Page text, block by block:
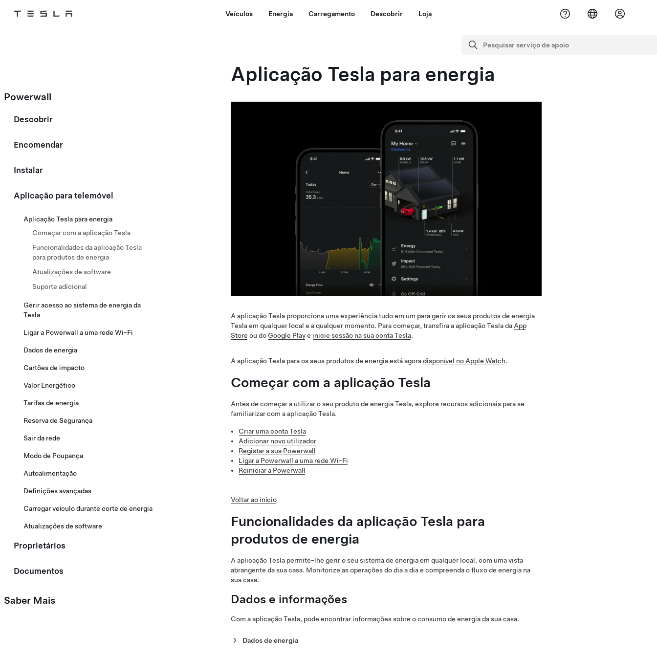
Tesla Veículos Energia Carregamento Descobrir Loja
Pesquisar serviço de apoio
pesquisa
Aplicação Tesla para energia
A aplicação Tesla proporciona uma experiência tudo em um para gerir os seus produtos de energia
Tesla em qualquer local e a qualquer momento. Para começar, transfira a aplicação Tesla da App
Store ou do Google Playe inicie sessão na sua conta Tesla.
A aplicação Tesla para os seus produtos de energia está agoradisponível no Apple Watch.
Começar com a aplicação Tesla
Antes de começar a utilizar o seu produto de energia Tesla, explore recursos adicionais para se
familiarizar com a aplicação Tesla.
Criar uma conta Tesla
Adicionar novo utilizador
Registar a sua Powerwall
Ligar a Powerwall a uma rede Wi-Fi
Reiniciar a Powerwall
Voltar ao início
Funcionalidades da aplicação Tesla para
produtos de energia
A aplicação Tesla permite-lhe gerir o seu sistema de energia em qualquer local, com uma vista
abrangente da sua casa. Monitorize as operações do dia a dia e compreenda o fluxo de energia na
sua casa.
Dados e informações
Com a aplicação Tesla, pode encontrar informações sobre o consumo de energia da sua casa.
Dados de energia
Powerwall
Descobrir
Encomendar
Instalar
Aplicação para telemóvel
Aplicação Tesla para energia
Começar com a aplicação Tesla
Funcionalidades da aplicação Tesla
para produtos de energia
Atualizações de software
Suporte adicional
Gerir acesso ao sistema de energia da
Tesla
Ligar a Powerwall a uma rede Wi-Fi
Dados de energia
Cartões de impacto
Valor Energético
Tarifas de energia
Reserva de Segurança
Sair da rede
Modo de Poupança
Autoalimentação
Definições avançadas
Carregar veículo durante corte de energia
Atualizações de software
Proprietários
Documentos
Saber Mais